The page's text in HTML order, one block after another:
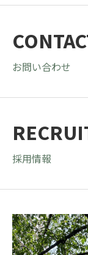
お問い合わせ
採用情報